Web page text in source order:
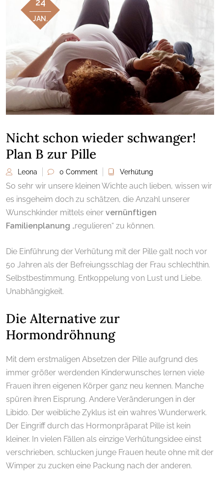
24
JAN.
Nicht schon wieder schwanger!
Plan B zur Pille
Leona 0 Comment Verhütung
So sehr wir unsere kleinen Wichte auch lieben, wissen wir
es insgeheim doch zu schätzen, die Anzahl unserer
Wunschkinder mittels einer vernünftigen
Familienplanung „regulieren“ zu können.
Die Einführung der Verhütung mit der Pille galt noch vor
50 Jahren als der Befreiungsschlag der Frau schlechthin.
Selbstbestimmung. Entkoppelung von Lust und Liebe.
Unabhängigkeit.
Die Alternative zur
Hormondröhnung
Mit dem erstmaligen Absetzen der Pille aufgrund des
immer größer werdenden Kinderwunsches lernen viele
Frauen ihren eigenen Körper ganz neu kennen. Manche
spüren ihren Eisprung. Andere Veränderungen in der
Libido. Der weibliche Zyklus ist ein wahres Wunderwerk.
Der Eingriff durch das Hormonpräparat Pille ist kein
kleiner. In vielen Fällen als einzige Verhütungsidee einst
verschrieben, schlucken junge Frauen heute ohne mit der
Wimper zu zucken eine Packung nach der anderen.